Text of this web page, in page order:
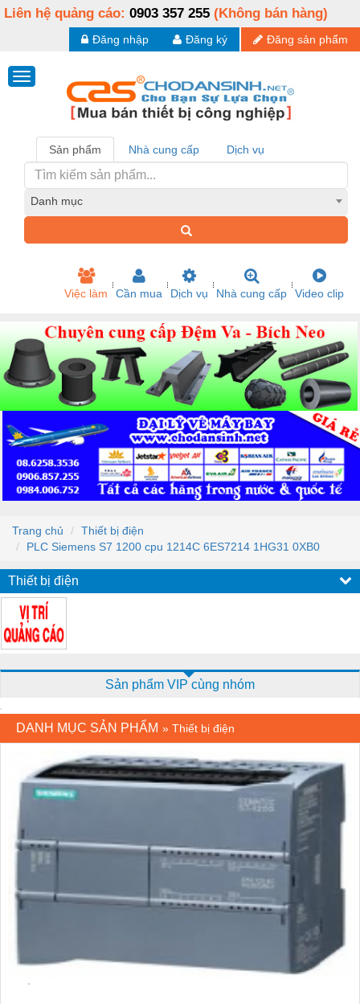
Liên hệ quảng cáo: 0903 357 255 (Không bán hàng)
Đăng sản phẩm
Đăng ký
Đăng nhập
Sản phẩm Nhà cung cấp Dịch vụ
Danh mục
Việc làm Cần mua Dịch vụ Nhà cung cấp Video clip
Trang chủ
Thiết bị điện
PLC Siemens S7 1200 cpu 1214C 6ES7214 1HG31 0XB0
Thiết bị điện
Sản phẩm VIP cùng nhóm
DANH MỤC SẢN PHẨM » Thiết bị điện